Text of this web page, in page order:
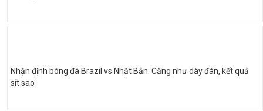
Nhận định bóng đá Brazil vs Nhật Bản: Căng như dây đàn, kết quả
sít sao